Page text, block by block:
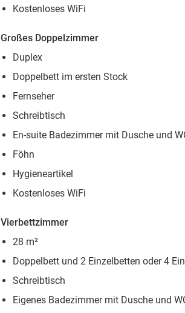
Kostenloses WiFi
Großes Doppelzimmer
Duplex
Doppelbett im ersten Stock
Fernseher
Schreibtisch
En-suite Badezimmer mit Dusche und
Föhn
Hygieneartikel
Kostenloses WiFi
Vierbettzimmer
28 m²
Doppelbett und 2 Einzelbetten oder 4
Schreibtisch
Eigenes Badezimmer mit Dusche und